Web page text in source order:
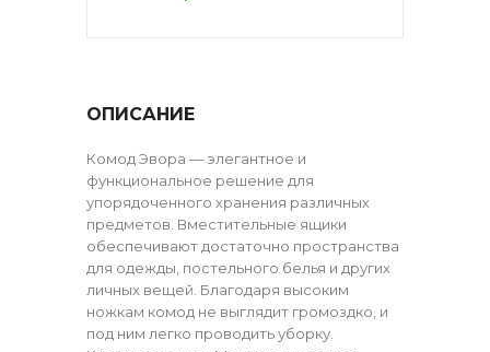
ОПИСАНИЕ
Комод Эвора — элегантное и
функциональное решение для
упорядоченного хранения различных
предметов. Вместительные ящики
обеспечивают достаточно пространства
для одежды, постельного белья и других
личных вещей. Благодаря высоким
ножкам комод не выглядит громоздко, и
под ним легко проводить уборку.